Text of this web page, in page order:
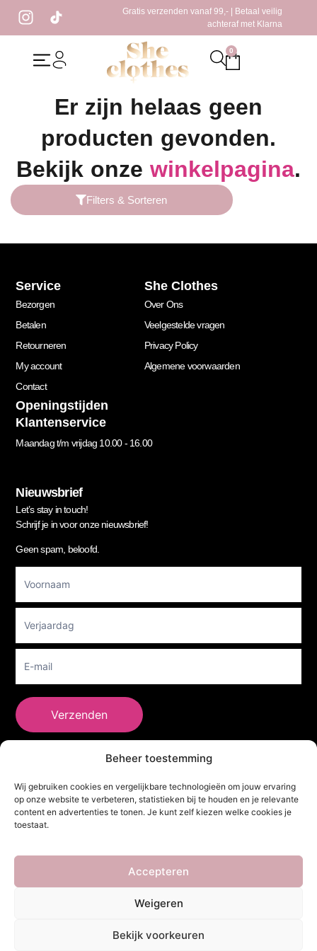
Beheer toestemming
Wij gebruiken cookies en vergelijkbare technologieën om jouw ervaring
op onze website te verbeteren, statistieken bij te houden en je relevante
content en advertenties te tonen. Je kunt zelf kiezen welke cookies je
toestaat.
Accepteren
Weigeren
Bekijk voorkeuren
Gratis verzenden vanaf 99,- | Betaal veilig
achteraf met Klarna
0
/ Producten getagged “alpaca wol”
Er zijn helaas geen
producten gevonden.
Bekijk onze winkelpagina.
Filters & Sorteren
Service
Bezorgen
Betalen
Retourneren
My account
Contact
She Clothes
Over Ons
Veelgestelde vragen
Privacy Policy
Algemene voorwaarden
Openingstijden
Klantenservice
Maandag t/m vrijdag 10.00 - 16.00
Nieuwsbrief
Let’s stay in touch!
Schrijf je in voor onze nieuwsbrief!
Geen spam, beloofd.
Newsletter
Verzenden
Adres
. Alle rechten voorbehouden. Powered by
Webdesigner &YHDS